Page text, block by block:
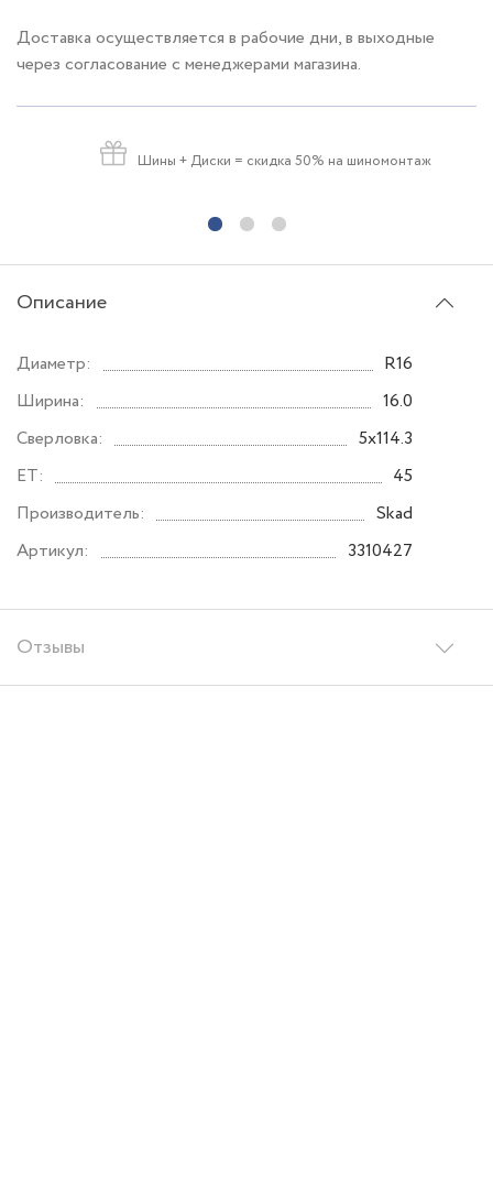
Доставка осуществляется в рабочие дни, в выходные
через согласование с менеджерами магазина.
Шины + Диски = скидка 50% на шиномонтаж
Описание
Отзывы
Диаметр:
R16
Ширина:
16.0
Сверловка:
5x114.3
ET:
45
Производитель:
Skad
Артикул:
3310427